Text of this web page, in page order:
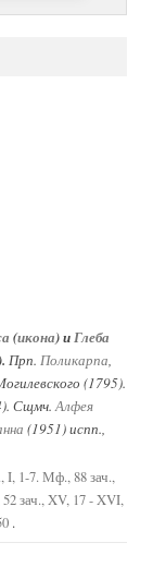
(икона) иГлеба
Прп. Поликарпа,
(1795).
Сщмч.Алфея
(1951) испп.,
I, 1-7. Мф., 88 зач.,
зач., XV, 17 - XVI,
.